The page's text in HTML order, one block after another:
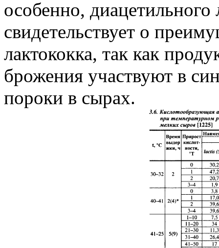
особенно, диацетильного
свидетельствует о
лактококка, так как
брожения участвуют в
пороки в сырах.